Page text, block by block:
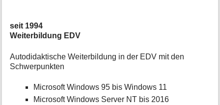
seit 1994
Weiterbildung EDV
Autodidaktische Weiterbildung in der EDV mit den
Schwerpunkten
Microsoft Windows 95 bis Windows 11
Microsoft Windows Server NT bis 2016